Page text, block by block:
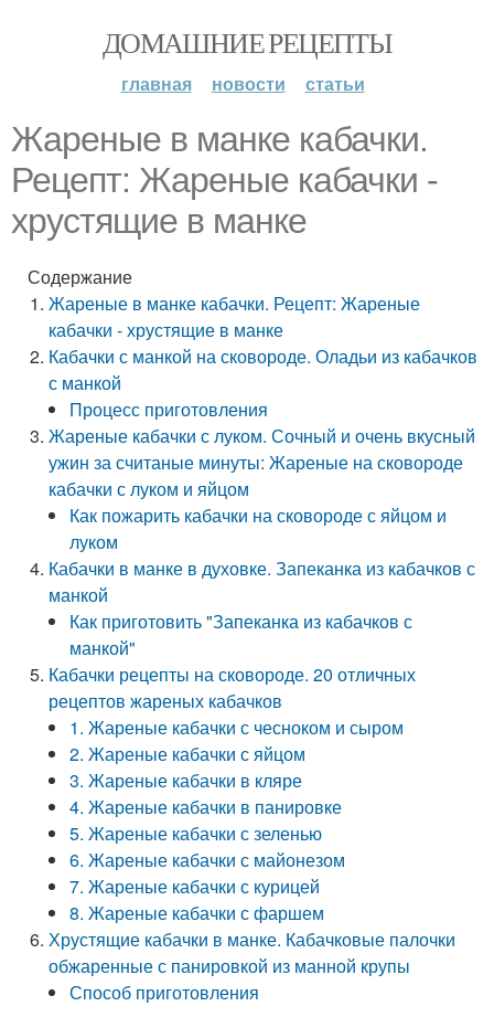
ДОМАШНИЕ РЕЦЕПТЫ
главная новости статьи
Жареные в манке кабачки.
Рецепт: Жареные кабачки -
хрустящие в манке
Содержание
Жареные в манке кабачки. Рецепт: Жареные
кабачки - хрустящие в манке
Кабачки с манкой на сковороде. Оладьи из кабачков
с манкой
Процесс приготовления
Жареные кабачки с луком. Сочный и очень вкусный
ужин за считаные минуты: Жареные на сковороде
кабачки с луком и яйцом
Как пожарить кабачки на сковороде с яйцом и
луком
Кабачки в манке в духовке. Запеканка из кабачков с
манкой
Как приготовить "Запеканка из кабачков с
манкой"
Кабачки рецепты на сковороде. 20 отличных
рецептов жареных кабачков
1. Жареные кабачки с чесноком и сыром
2. Жареные кабачки с яйцом
3. Жареные кабачки в кляре
4. Жареные кабачки в панировке
5. Жареные кабачки с зеленью
6. Жареные кабачки с майонезом
7. Жареные кабачки с курицей
8. Жареные кабачки с фаршем
Хрустящие кабачки в манке. Кабачковые палочки
обжаренные с панировкой из манной крупы
Способ приготовления